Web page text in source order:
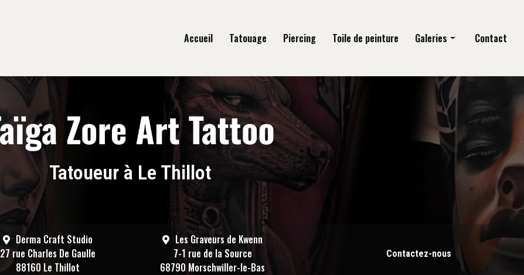
Accueil Tatouage Piercing Toile de peinture Galeries
Tatouage
Piercing
Toile de peinture
Contact
Tatoueur à Le Thillot
Derma Craft Studio
27 rue Charles De Gaulle
88160 Le Thillot
Les Graveurs de Kwenn
7-1 rue de la Source
68790 Morschwiller-le-Bas
Contactez-nous